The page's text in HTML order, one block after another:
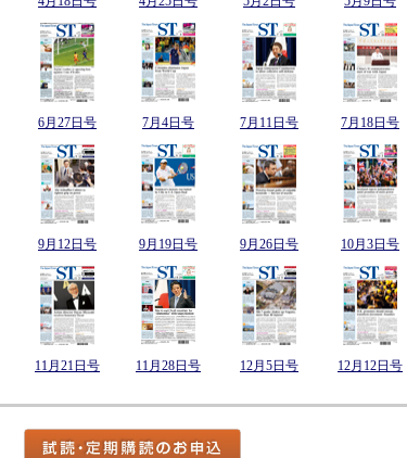
6月27日号 7月4日号 7月11日号 7月18日号
9月12日号 9月19日号 9月26日号 10月3日号
11月21日号 11月28日号 12月5日号 12月12日号